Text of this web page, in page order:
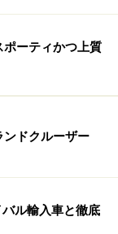
ポーティかつ上質
ンドクルーザー
ル輸入車と徹底